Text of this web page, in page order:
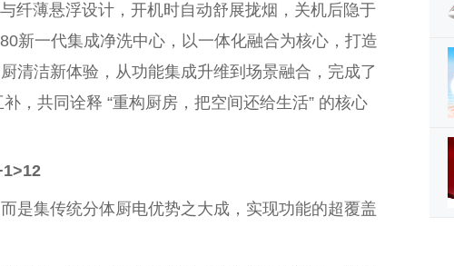
纤薄悬浮设计，开机时自动舒展拢烟 ，关机后隐于
新一代集成净洗中心，以一体化融合为核心，打造
清洁新体验，从功能集成升维到场景融合，完成了
，共同诠释 “重构厨房，把空间还给生活” 的核心
是集传统分体厨电优势之大成，实现功能的超覆盖